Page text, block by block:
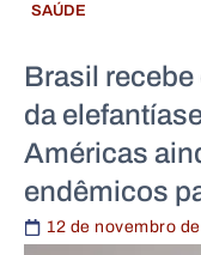
SAÚDE
Brasil
da
Américas
endêmicos
12 de novembro